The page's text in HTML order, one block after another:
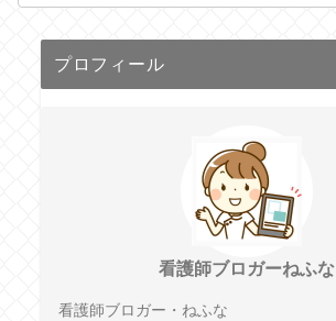
プロフィール
看護師ブロガーねふな
看護師ブロガー・ねふな